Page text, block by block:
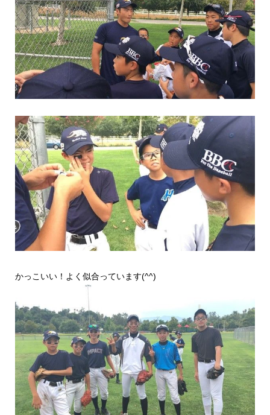
かっこいい！よく似合っています(^^)